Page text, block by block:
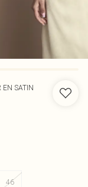
EN SATIN
46